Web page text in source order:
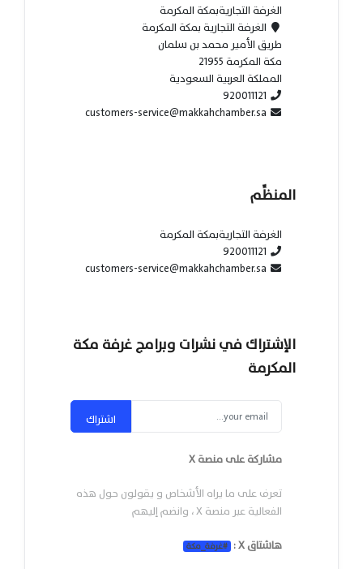
الغرفة التجاريةبمكة المكرمة
الغرفة التجارية بمكة المكرمة
طريق الأمير محمد بن سلمان
مكة المكرمة 21955
المملكة العربية السعودية
920011121
customers-service@makkahchamber.sa
المنظِّم
الغرفة التجاريةبمكة المكرمة
920011121
customers-service@makkahchamber.sa
الإشتراك في نشرات وبرامج غرفة مكة
المكرمة
اشتراك
مشاركة على منصة X
تعرف على ما يراه الأشخاص و يقولون حول هذه
الفعالية عبر منصة X ، وانضم إليهم
هاشتاق X :
#غرفة_مكة